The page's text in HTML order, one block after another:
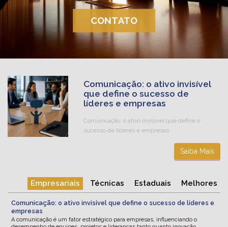
CONTATO
Comunicação: o ativo invisível
que define o sucesso de
líderes e empresas
Comunicação: o ativo invisível que define o
sucesso de líderes e empresas
Saiba Mais
Empresariais Técnicas Estaduais Melhores
Comunicação: o ativo invisível que define o sucesso de líderes e
empresas
A comunicação é um fator estratégico para empresas, influenciando o